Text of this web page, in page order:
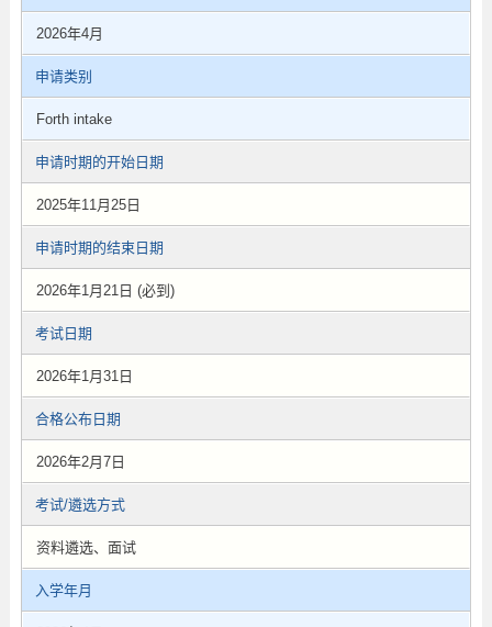
2026年4月
申请类别
Forth intake
申请时期的开始日期
2025年11月25日
申请时期的结束日期
2026年1月21日 (必到)
考试日期
2026年1月31日
合格公布日期
2026年2月7日
考试/遴选方式
资料遴选、面试
入学年月